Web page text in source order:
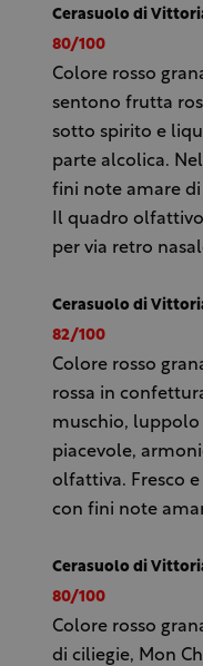
Cerasuolo di
80/100
Colore rosso
sentono frutta
sotto spirito e
parte alcolica.
fini note amare
Il quadro
per via retro
Cerasuolo di
82/100
Colore rosso
rossa in
muschio, luppolo
piacevole,
olfattiva. Fresco
con fini note
Cerasuolo di
80/100
Colore rosso
di ciliegie, Mon